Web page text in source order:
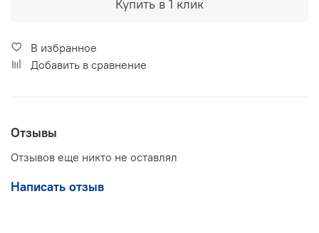
Купить в 1 клик
В избранное
Добавить в сравнение
Отзывы
Отзывов еще никто не оставлял
Написать отзыв